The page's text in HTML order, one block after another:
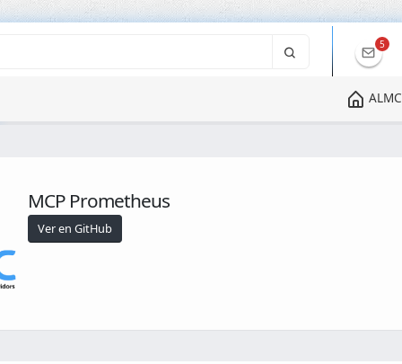
5
ALMC
MCP Prometheus
Ver en GitHub